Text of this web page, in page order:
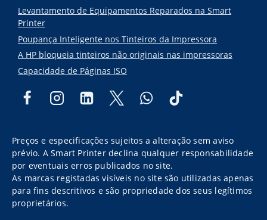
Levantamento de Equipamentos Reparados na Smart
Printer
Poupança Inteligente nos Tinteiros da Impressora
A HP bloqueia tinteiros não originais nas impressoras
Capacidade de Páginas ISO
Preços e especificações sujeitos a alteração sem aviso
prévio. A Smart Printer declina qualquer responsabilidade
por eventuais erros publicados no site.
As marcas registadas visíveis no site são utilizadas apenas
para fins descritivos e são propriedade dos seus legítimos
proprietários.